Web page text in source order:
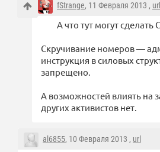
fStrange, 11 Февраля 2013 , url
А что тут могут сделать
Скручивание номеров —
инструкция в силовых
запрещено.
А возможностей влиять на
других активистов нет.
al6855, 10 Февраля 2013 , url